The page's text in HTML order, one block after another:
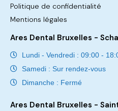
Politique de confidentialité
Mentions légales
Ares Dental Bruxelles -
Lundi - Vendredi : 09:00 -
Samedi : Sur rendez-vous
Dimanche : Fermé
Ares Dental Bruxelles -